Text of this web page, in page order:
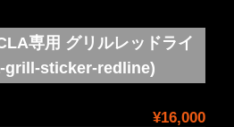
専用 グリルレッドライ
grill-sticker-redline)
¥16,000